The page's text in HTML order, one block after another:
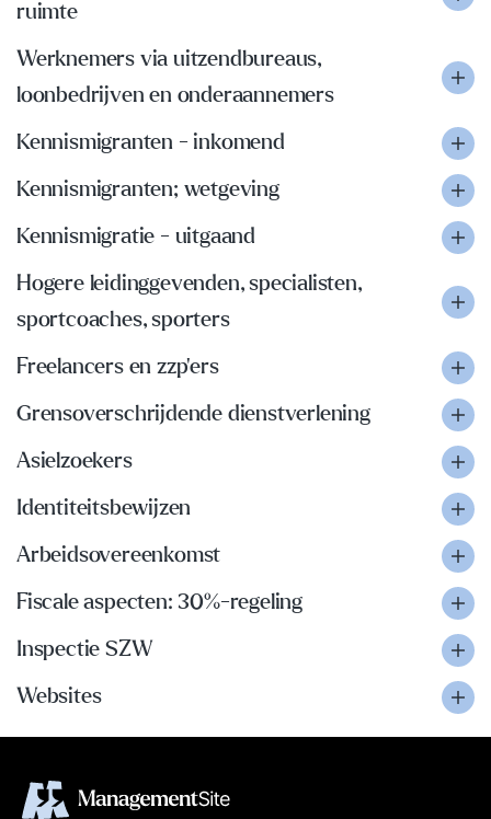
ruimte
Werknemers via uitzendbureaus,
loonbedrijven en onderaannemers
Kennismigranten - inkomend
Kennismigranten; wetgeving
Kennismigratie - uitgaand
Hogere leidinggevenden, specialisten,
sportcoaches, sporters
Freelancers en zzp'ers
Grensoverschrijdende dienstverlening
Asielzoekers
Identiteitsbewijzen
Arbeidsovereenkomst
Fiscale aspecten: 30%-regeling
Inspectie SZW
Websites